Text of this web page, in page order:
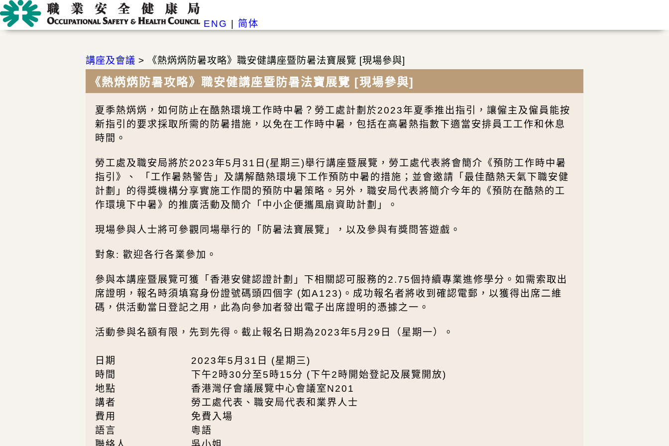
ENG 简体
講座及會議 > 《熱焫焫防暑攻略》職安健講座暨防暑法寶展覽 [現場參與]
《熱焫焫防暑攻略》職安健講座暨防暑法寶展覽 [現場參與]
夏季熱焫焫，如何防止在酷熱環境工作時中暑？勞工處計劃於2023年夏季推出指引，讓僱主及僱員能按
新指引的要求採取所需的防暑措施，以免在工作時中暑，包括在高暑熱指數下適當安排員工工作和休息
時間。
勞工處及職安局將於2023年5月31日(星期三)舉行講座暨展覽，勞工處代表將會簡介《預防工作時中暑
指引》、 「工作暑熱警告」及講解酷熱環境下工作預防中暑的措施；並會邀請「最佳酷熱天氣下職安健
計劃」的得獎機構分享實施工作間的預防中暑策略。另外，職安局代表將簡介今年的《預防在酷熱的工
作環境下中暑》的推廣活動及簡介「中小企便攜風扇資助計劃」。
現場參與人士將可參觀同場舉行的「防暑法寶展覽」，以及參與有獎問答遊戲。
對象: 歡迎各行各業參加。
參與本講座暨展覽可獲「香港安健認證計劃」下相關認可服務的2.75個持續專業進修學分。如需索取出
席證明，報名時須填寫身份證號碼頭四個字 (如A123)。成功報名者將收到確認電郵，以獲得出席二維
碼，供活動當日登記之用，此為向參加者發出電子出席證明的憑據之一。
活動參與名額有限，先到先得。截止報名日期為2023年5月29日（星期一）。
日期
2023年5月31日 (星期三)
時間
下午2時30分至5時15分 (下午2時開始登記及展覽開放)
地點
香港灣仔會議展覽中心會議室N201
講者
勞工處代表、職安局代表和業界人士
費用
免費入場
語言
粵語